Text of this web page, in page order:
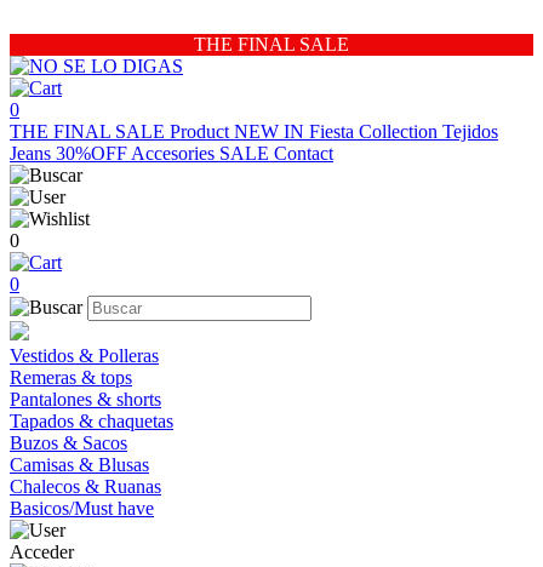
THE FINAL SALE
0
THE FINAL SALE Product NEW IN Fiesta Collection Tejidos
Jeans 30%OFF Accesories SALE Contact
0
0
Vestidos & Polleras
Remeras & tops
Pantalones & shorts
Tapados & chaquetas
Buzos & Sacos
Camisas & Blusas
Chalecos & Ruanas
Basicos/Must have
Acceder